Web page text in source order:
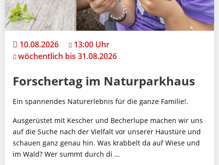
10.08.2026
13:00 Uhr
wöchentlich bis 31.08.2026
Forschertag im Naturparkhaus
Ein spannendes Naturerlebnis für die ganze Familie!.
Ausgerüstet mit Kescher und Becherlupe machen wir uns
auf die Suche nach der Vielfalt vor unserer Haustüre und
schauen ganz genau hin. Was krabbelt da auf Wiese und
im Wald? Wer summt durch di …